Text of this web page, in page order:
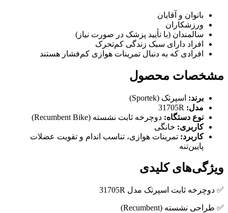
بانوان و آقایان
ورزشکاران
سالمندان (با تأیید پزشک در صورت نیاز)
افراد دارای سبک زندگی کم‌تحرک
افرادی که به دنبال تمرینات هوازی کم‌فشار هستند
مشخصات محصول
برند: اسپرتک (Sportek)
مدل:
نوع دستگاه: دوچرخه ثابت نشسته (Recumbent Bike)
کاربری: خانگی
کاربرد: تمرینات هوازی، تناسب اندام و تقویت عضلات
پایین‌تنه
ویژگی‌های کلیدی
✅ دوچرخه ثابت اسپرتک مدل 31705R
✅ طراحی نشسته (Recumbent)